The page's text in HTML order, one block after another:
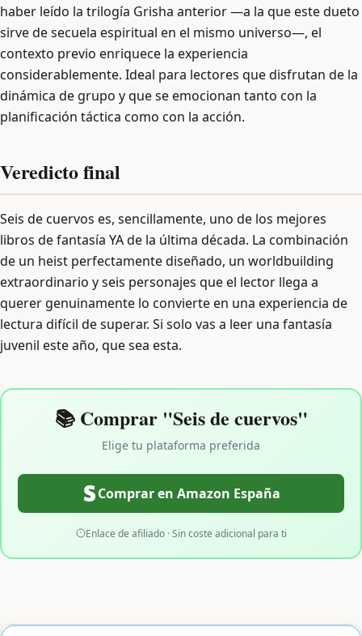
haber leído la trilogía Grisha anterior —a la que este dueto
sirve de secuela espiritual en el mismo universo—, el
contexto previo enriquece la experiencia
considerablemente. Ideal para lectores que disfrutan de la
dinámica de grupo y que se emocionan tanto con la
planificación táctica como con la acción.
Veredicto final
Seis de cuervos es, sencillamente, uno de los mejores
libros de fantasía YA de la última década. La combinación
de un heist perfectamente diseñado, un worldbuilding
extraordinario y seis personajes que el lector llega a
querer genuinamente lo convierte en una experiencia de
lectura difícil de superar. Si solo vas a leer una fantasía
juvenil este año, que sea esta.
📚 Comprar "Seis de cuervos"
Elige tu plataforma preferida
Comprar en Amazon España
Enlace de afiliado · Sin coste adicional para ti